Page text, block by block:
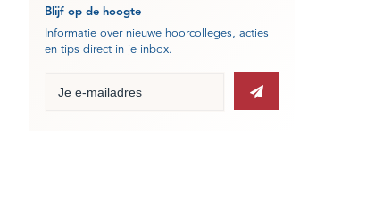
Blijf op de hoogte
Informatie over nieuwe hoorcolleges, acties
en tips direct in je inbox.